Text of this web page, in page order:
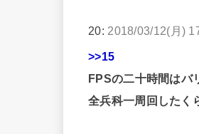
20: 2018/03/12(月)
>>15
FPSの二十時間はバ
全兵科一周回したく